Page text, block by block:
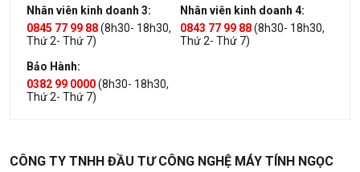
Nhân viên kinh doanh 3:
0845 77 99 88(8h30- 18h30,
Thứ 2- Thứ 7)
Nhân viên kinh doanh 4:
0843 77 99 88(8h30- 18h30,
Thứ 2- Thứ 7)
Bảo Hành:
0382 99 0000(8h30- 18h30,
Thứ 2- Thứ 7)
CÔNG TY TNHH ĐẦU TƯ CÔNG NGHỆ MÁY TÍNH NGỌC